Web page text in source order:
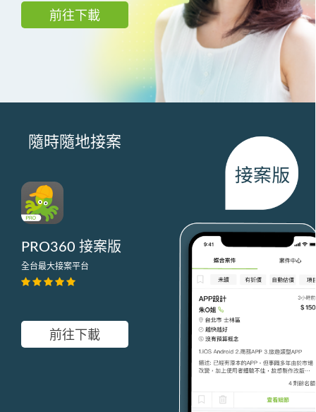
前往下載
隨時隨地接案
PRO360 接案版
全台最大接案平台
前往下載